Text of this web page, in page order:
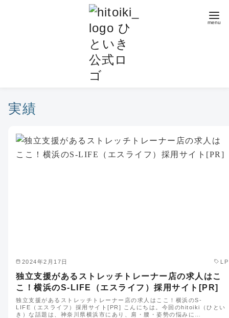
実績
2024年2月17日 LP
独立支援があるストレッチトレーナー店の求人はこ
こ！横浜のS-LIFE（エスライフ）採用サイト[PR]
独立支援があるストレッチトレーナー店の求人はここ！横浜のS-
LIFE（エスライフ）採用サイト[PR] こんにちは。今回のhitoiki（ひとい
き）な話題は、神奈川県横浜市にあり、肩・腰・姿勢の悩みに…